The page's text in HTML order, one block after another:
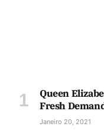
Queen
Fresh
Janeiro 20, 2021